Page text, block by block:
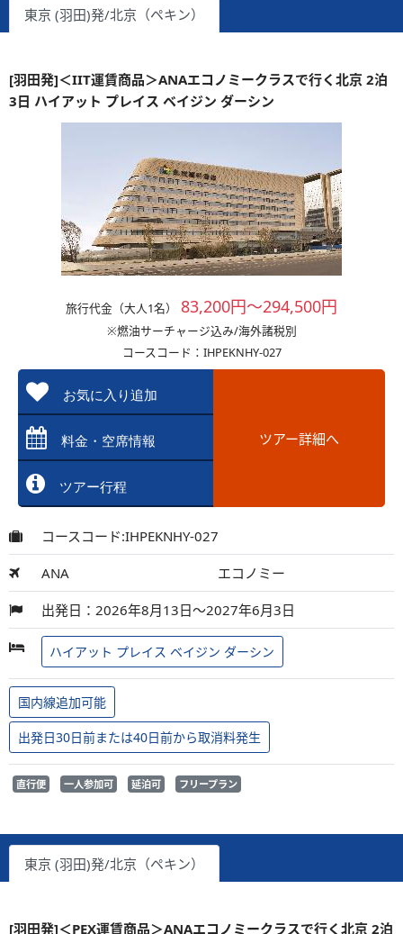
東京 (羽田)発/北京（ペキン）
[羽田発]＜IIT運賃商品＞ANAエコノミークラスで行く北京 2泊
3日 ハイアット プレイス ベイジン ダーシン
旅行代金（大人1名） 83,200円～294,500円
※燃油サーチャージ込み/海外諸税別
コースコード：IHPEKNHY-027
お気に入り追加
料金・空席情報
ツアー行程
ツアー詳細へ
コースコード:IHPEKNHY-027
ANA エコノミー
出発日：2026年8月13日～2027年6月3日
ハイアット プレイス ベイジン ダーシン
国内線追加可能
出発日30日前または40日前から取消料発生
直行便 一人参加可 延泊可 フリープラン
東京 (羽田)発/北京（ペキン）
[羽田発]＜PEX運賃商品＞ANAエコノミークラスで行く北京 2泊